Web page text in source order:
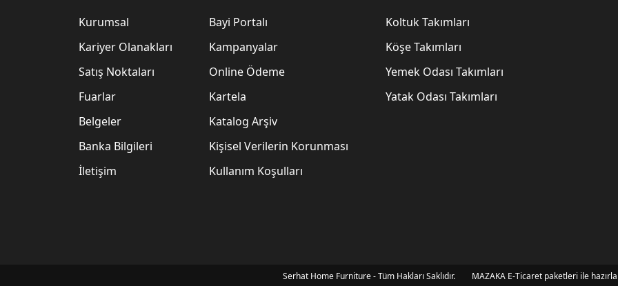
Kurumsal
Kariyer Olanakları
Satış Noktaları
Fuarlar
Belgeler
Banka Bilgileri
İletişim
Bayi Portalı
Kampanyalar
Online Ödeme
Kartela
Katalog Arşiv
Kişisel Verilerin Korunması
Kullanım Koşulları
Koltuk Takımları
Köşe Takımları
Yemek Odası Takımları
Yatak Odası Takımları
Serhat Home Furniture - Tüm Hakları Saklıdır. MAZAKA E-Ticaret paketleri ile